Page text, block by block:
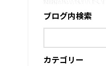
ブログ内検索
カテゴリー